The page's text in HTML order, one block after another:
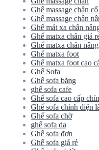
Ghế massage chân
Ghế massage chân
Ghế mát xa chân
Ghế matxa chân giá
Ghế matxa chân
Ghế matxa foot
Ghế matxa foot cao
Ghế Sofa
Ghế sofa băng
ghế sofa cafe
Ghế sofa cao cấp
Ghế sofa chỉnh điện
Ghế sofa chờ
ghế sofa da
Ghế sofa đơn
Ghế sofa giá rẻ